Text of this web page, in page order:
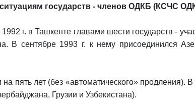
государств - членов ОДКБ (КСЧС
г. в Ташкенте главами шести государств -
В сентябре 1993 г. к нему присоединился
пять лет (без «автоматического» продления).
Грузии и Узбекистана).